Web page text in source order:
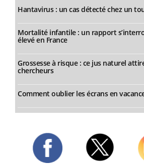
Hantavirus : un cas détecté chez un
Mortalité infantile : un rapport
élevé en France
Grossesse à risque : ce jus naturel
chercheurs
Comment oublier les écrans en